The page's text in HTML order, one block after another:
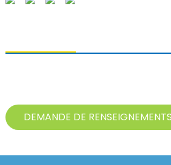
DEMANDE DE